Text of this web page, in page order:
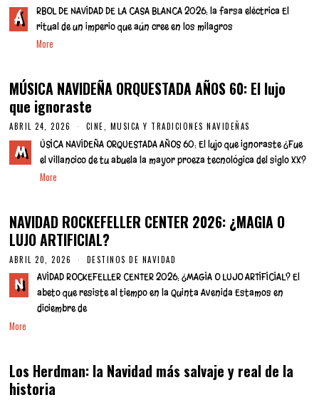
Á
RBOL DE NAVIDAD DE LA CASA BLANCA 2026: la farsa eléctrica El
ritual de un imperio que aún cree en los milagros
More
MÚSICA NAVIDEÑA ORQUESTADA AÑOS 60: El lujo
que ignoraste
ABRIL 24, 2026
R
I
0
2
6
CINE, MUSICA Y TRADICIONES NAVIDEÑAS
M
ÚSICA NAVIDEÑA ORQUESTADA AÑOS 60: El lujo que ignoraste ¿Fue
el villancico de tu abuela la mayor proeza tecnológica del siglo XX?
More
NAVIDAD ROCKEFELLER CENTER 2026: ¿MAGIA O
LUJO ARTIFICIAL?
ABRIL 20, 2026 DESTINOS DE NAVIDAD
N
AVIDAD ROCKEFELLER CENTER 2026: ¿MAGIA O LUJO ARTIFICIAL? El
abeto que resiste al tiempo en la Quinta Avenida Estamos en
diciembre de
More
Los Herdman: la Navidad más salvaje y real de la
historia